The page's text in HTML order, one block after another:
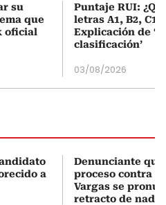
su
que
oficial
Puntaje RUI:
letras A1, B2, C1
Explicación de
clasificación’
03/08/2026
a
Denunciante
proceso contra
Vargas se
retracto de nada”